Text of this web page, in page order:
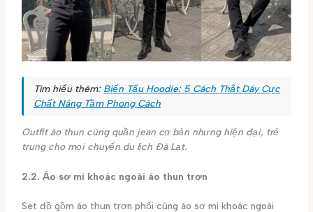
Tìm hiểu thêm: Biến Tấu Hoodie: 5 Cách Thắt Dây Cực
Chất Nâng Tầm Phong Cách
Outfit áo thun cùng quần jean cơ bản nhưng hiện đại, trẻ
trung cho mọi chuyến du lịch Đà Lạt.
2.2. Áo sơ mi khoác ngoài áo thun trơn
Set đồ gồm áo thun trơn phối cùng áo sơ mi khoác ngoài